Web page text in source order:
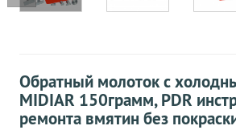
Обратный молоток с
MIDIAR 150грамм, PDR
ремонта вмятин без